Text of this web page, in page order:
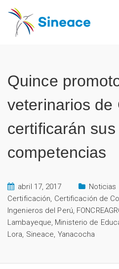
Quince
veterinarios de
certificarán sus
competencias
abril 17, 2017 Noticias
Certificación, Certificación de
Ingenieros del Perú,
Lambayeque, Ministerio de
Lora, Sineace, Yanacocha